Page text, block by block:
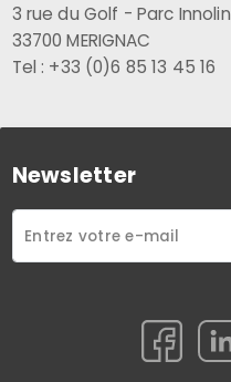
3 rue du Golf - Parc Innolin
33700 MERIGNAC
Tel : +33 (0)6 85 13 45 16
Newsletter